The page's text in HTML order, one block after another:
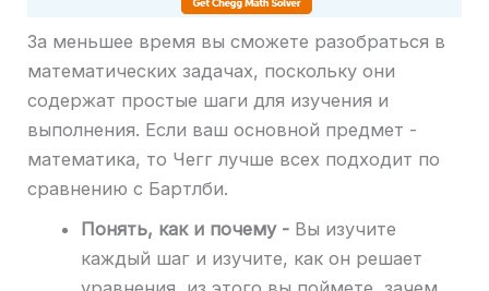
За меньшее время вы сможете разобраться в
математических задачах, поскольку они
содержат простые шаги для изучения и
выполнения. Если ваш основной предмет -
математика, то Чегг лучше всех подходит по
сравнению с Бартлби.
Понять, как и почему - Вы изучите
каждый шаг и изучите, как он решает